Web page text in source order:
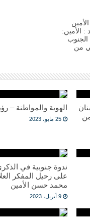
: الأمين:
الجنوب
من
الهوية والمواطنة –
25 مايو، 2023
ندوة جنوبية في
على رحيل المفكر
محمد حسن الأمين
9 أبريل، 2023